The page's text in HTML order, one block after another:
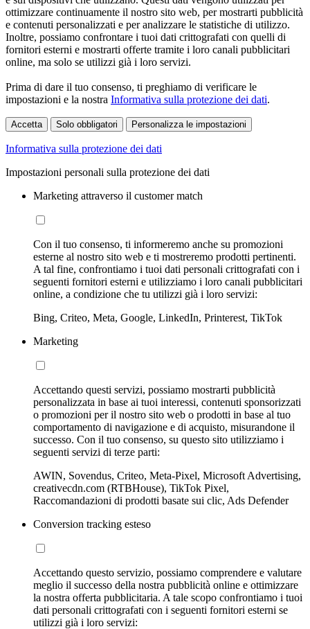
ottimizzare continuamente il nostro sito web, per mostrarti pubblicità
e contenuti personalizzati e per analizzare le statistiche di utilizzo.
Inoltre, possiamo confrontare i tuoi dati crittografati con quelli di
fornitori esterni e mostrarti offerte tramite i loro canali pubblicitari
online, ma solo se utilizzi già i loro servizi.
Prima di dare il tuo consenso, ti preghiamo di verificare le
impostazioni e la nostra Informativa sulla protezione dei dati.
Accetta Solo obbligatori Personalizza le impostazioni
Informativa sulla protezione dei dati
Impostazioni personali sulla protezione dei dati
Marketing attraverso il customer match
Con il tuo consenso, ti informeremo anche su promozioni
esterne al nostro sito web e ti mostreremo prodotti pertinenti.
A tal fine, confrontiamo i tuoi dati personali crittografati con i
seguenti fornitori esterni e utilizziamo i loro canali pubblicitari
online, a condizione che tu utilizzi già i loro servizi:
Bing, Criteo, Meta, Google, LinkedIn, Printerest, TikTok
Marketing
Accettando questi servizi, possiamo mostrarti pubblicità
personalizzata in base ai tuoi interessi, contenuti sponsorizzati
o promozioni per il nostro sito web o prodotti in base al tuo
comportamento di navigazione e di acquisto, misurandone il
successo. Con il tuo consenso, su questo sito utilizziamo i
seguenti servizi di terze parti:
AWIN, Sovendus, Criteo, Meta-Pixel, Microsoft Advertising,
creativecdn.com (RTBHouse), TikTok Pixel,
Raccomandazioni di prodotti basate sui clic, Ads Defender
Conversion tracking esteso
Accettando questo servizio, possiamo comprendere e valutare
meglio il successo della nostra pubblicità online e ottimizzare
la nostra offerta pubblicitaria. A tale scopo confrontiamo i tuoi
dati personali crittografati con i seguenti fornitori esterni se
utilizzi già i loro servizi: